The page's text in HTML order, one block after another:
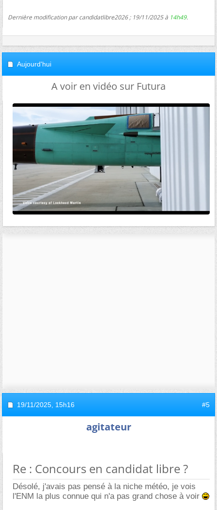
Dernière modification par candidatlibre2026 ; 19/11/2025 à 14h49.
Aujourd'hui
A voir en vidéo sur Futura
19/11/2025, 15h16 #5
agitateur
Re : Concours en candidat libre ?
Désolé, j'avais pas pensé à la niche météo, je vois
l'ENM la plus connue qui n'a pas grand chose à voir